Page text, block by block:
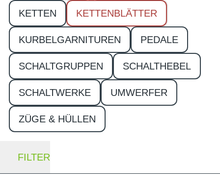
KETTEN KETTENBLÄTTER
KURBELGARNITUREN PEDALE
SCHALTGRUPPEN SCHALTHEBEL
SCHALTWERKE UMWERFER
ZÜGE & HÜLLEN
FILTER